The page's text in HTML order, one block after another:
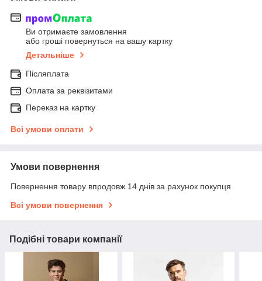
Ви отримаєте замовлення
або гроші повернуться на вашу картку
Детальніше
Післяплата
Оплата за реквізитами
Переказ на картку
Всі умови оплати
Умови повернення
Повернення товару впродовж 14 днів за рахунок покупця
Всі умови повернення
Подібні товари компанії